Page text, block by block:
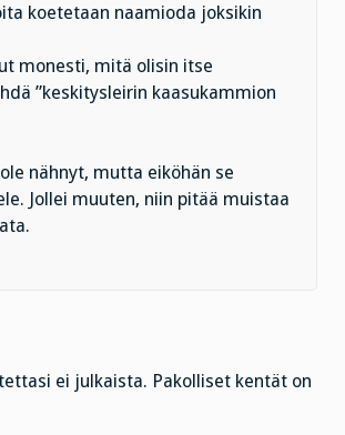
koetetaan naamioda joksikin
monesti, mitä olisin itse
”keskitysleirin kaasukammion
nähnyt, mutta eiköhän se
Jollei muuten, niin pitää muistaa
ei julkaista. Pakolliset kentät on